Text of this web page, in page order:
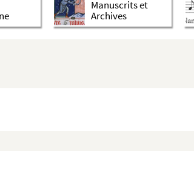
Manuscrits et
Archives